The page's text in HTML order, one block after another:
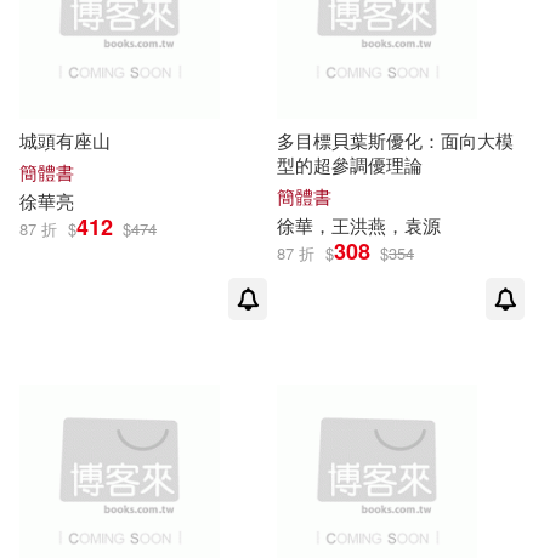
徐華，周殿鳳（主編）(1)
徐華，曲紅霞，朱俊傑（主編）(1)
徐華，范子豪(1)
徐華，蔡敏，郭國和，王偉力，王
人民音樂出版社(1)
企業管理出版社(1)
北京郵電大學出版社(1)
台灣先智(1)
城頭有座山
簡體書
徐華亮
87 折 $412 $474
多目標貝葉斯優化：面向大模
型的超參調優理論
簡體書
徐華 ，王洪燕，袁源
87 折 $308 $354